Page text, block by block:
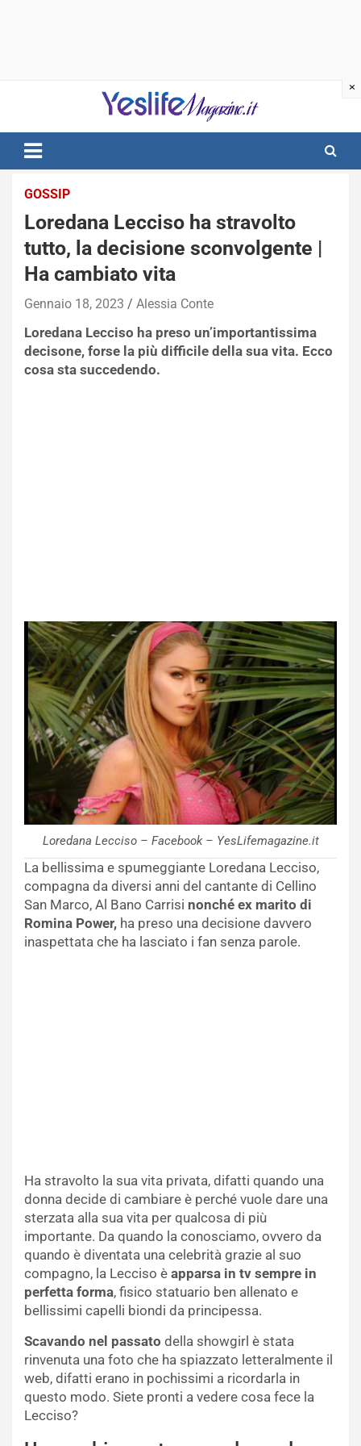
notizie di intrattenimento
GOSSIP
Loredana Lecciso ha stravolto
tutto, la decisione sconvolgente |
Ha cambiato vita
Gennaio 18, 2023 Alessia Conte
Loredana Lecciso ha preso un’importantissima
decisone, forse la più difficile della sua vita. Ecco
cosa sta succedendo.
Loredana Lecciso – Facebook – YesLifemagazine.it
La bellissima e spumeggiante Loredana Lecciso,
compagna da diversi anni del cantante di Cellino
San Marco, Al Bano Carrisi nonché ex marito di
Romina Power, ha preso una decisione davvero
inaspettata che ha lasciato i fan senza parole.
Ha stravolto la sua vita privata, difatti quando una
donna decide di cambiare è perché vuole dare una
sterzata alla sua vita per qualcosa di più
importante. Da quando la conosciamo, ovvero da
quando è diventata una celebrità grazie al suo
compagno, la Lecciso è apparsa in tv sempre in
perfetta forma, fisico statuario ben allenato e
bellissimi capelli biondi da principessa.
Scavando nel passato della showgirl è stata
rinvenuta una foto che ha spiazzato letteralmente il
web, difatti erano in pochissimi a ricordarla in
questo modo. Siete pronti a vedere cosa fece la
Lecciso?